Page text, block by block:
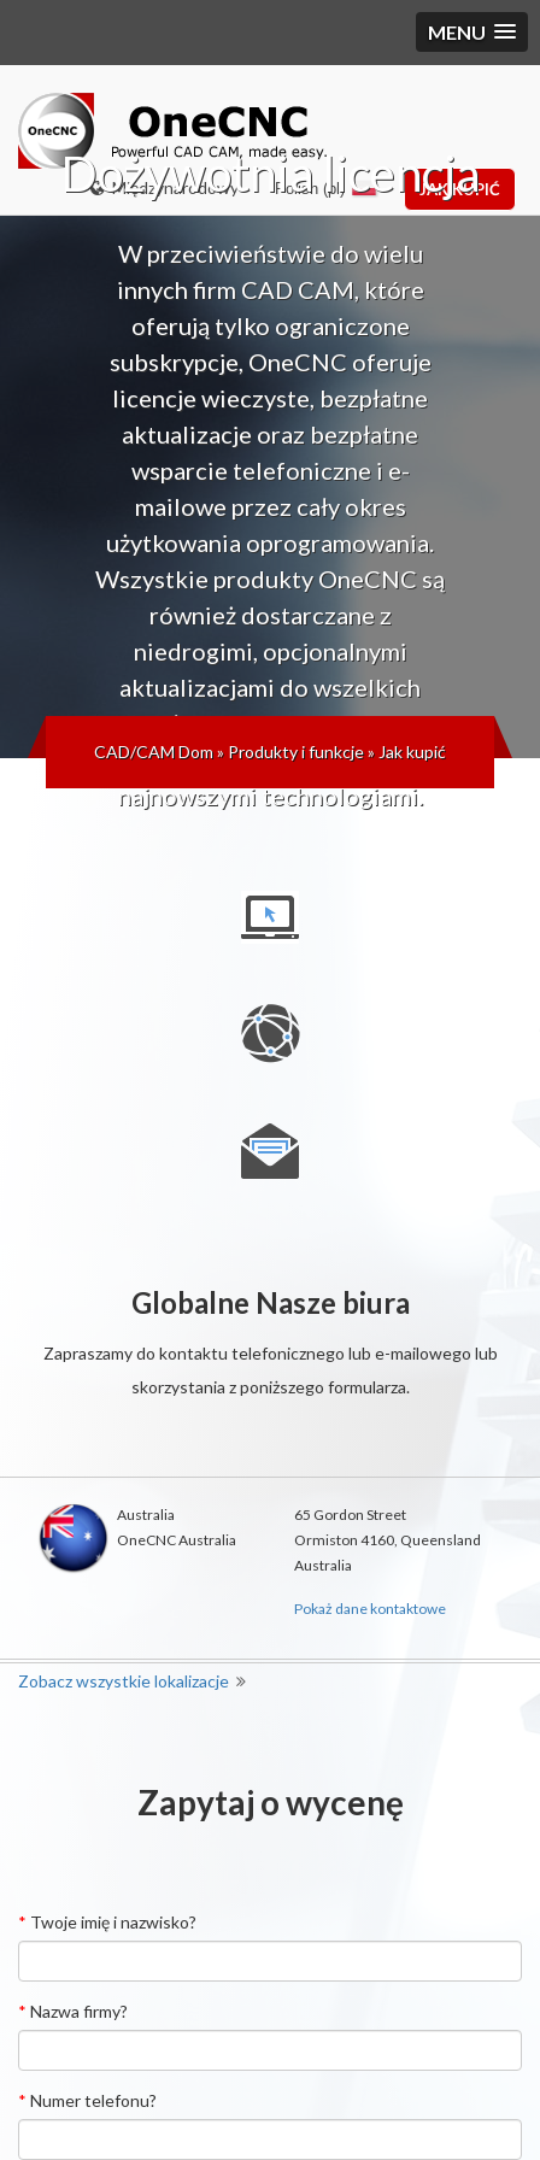
MENU
Międzynarodowy JAK KUPIĆ
Polish (pl)
Dożywotnia licencja
W przeciwieństwie do wielu
innych firm CAD CAM, które
oferują tylko ograniczone
subskrypcje, OneCNC oferuje
licencje wieczyste, bezpłatne
aktualizacje oraz bezpłatne
wsparcie telefoniczne i e-
mailowe przez cały okres
użytkowania oprogramowania.
Wszystkie produkty OneCNC są
również dostarczane z
niedrogimi, opcjonalnymi
aktualizacjami do wszelkich
przyszłych wersji, dzięki czemu
zawsze możesz być na bieżąco z
najnowszymi technologiami.
CAD/CAM Dom» Produkty i funkcje» Jak kupić
Globalne Nasze biura
Zapraszamy do kontaktu telefonicznego lub e-mailowego lub
skorzystania z poniższego formularza.
Australia
OneCNC Australia
65 Gordon Street
Ormiston 4160, Queensland
Australia
Pokaż dane kontaktowe
Zobacz wszystkie lokalizacje
Zapytaj o wycenę
* Twoje imię i nazwisko?
* Nazwa firmy?
* Numer telefonu?